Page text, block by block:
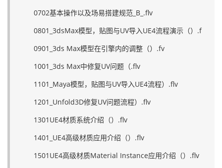
0702基本操作以及场易搭建规范_B_.flv
0801_3dsMax模型，贴图与UV导入UE4流程演示（）.f
0901_3ds Max模型在引擎内的调整（）.fv
1001_3ds Max中修复UV问题（.flv
1101_Maya模型，贴图与UV导入UE4流程）.flv
1201_Unfold3D修复UV问题流程）.flv
1301UE4材质系统介绍（）.flv
1401_UE4高级材质应用介绍（）.flv
1501UE4高级材质Material Instance应用介绍（）.flv